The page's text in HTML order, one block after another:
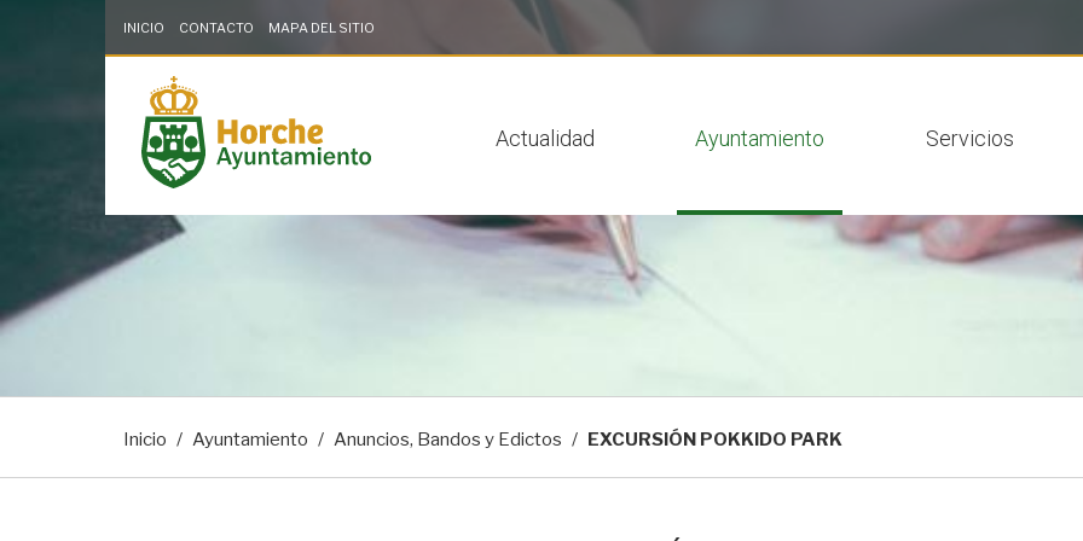
Saltar al contenido
Saltar a la navegación
Información de contacto
INICIO CONTACTO MAPA DEL SITIO
Actualidad Ayuntamiento Servicios
Inicio Ayuntamiento Anuncios, Bandos y Edictos EXCURSIÓN POKKIDO PARK